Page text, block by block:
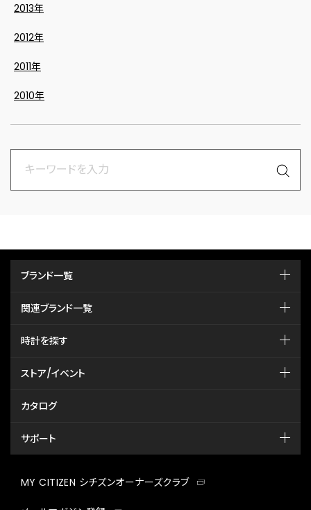
2013年
2012年
2011年
2010年
ブランド一覧
関連ブランド一覧
時計を探す
ストア/イベント
カタログ
サポート
MY CITIZEN シチズンオーナーズクラブ